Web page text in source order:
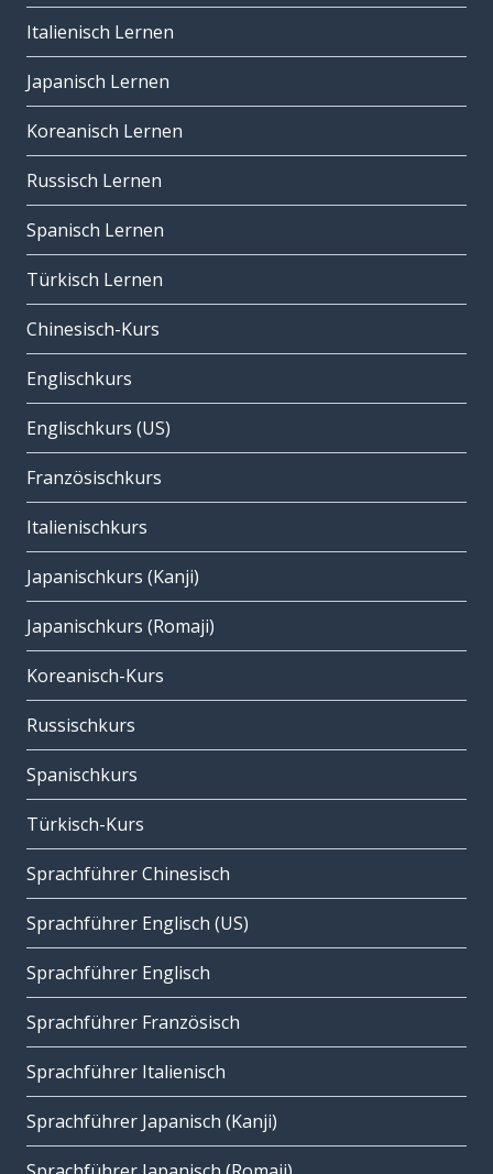
Italienisch Lernen
Japanisch Lernen
Koreanisch Lernen
Russisch Lernen
Spanisch Lernen
Türkisch Lernen
Chinesisch-Kurs
Englischkurs
Englischkurs (US)
Französischkurs
Italienischkurs
Japanischkurs (Kanji)
Japanischkurs (Romaji)
Koreanisch-Kurs
Russischkurs
Spanischkurs
Türkisch-Kurs
Sprachführer Chinesisch
Sprachführer Englisch (US)
Sprachführer Englisch
Sprachführer Französisch
Sprachführer Italienisch
Sprachführer Japanisch (Kanji)